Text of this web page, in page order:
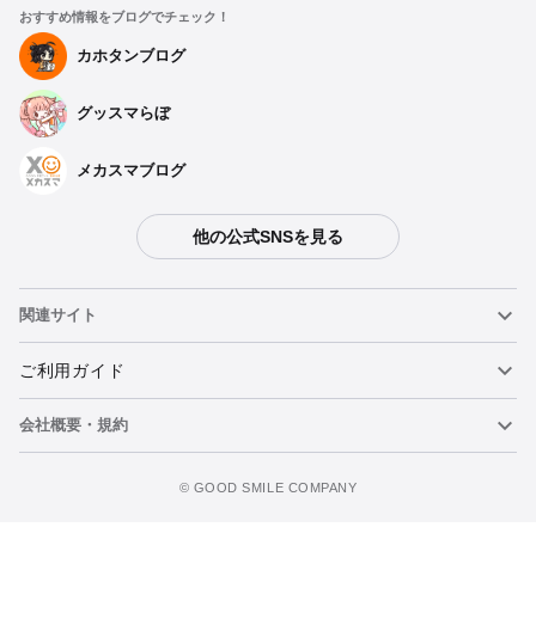
2025年08月発売・お1人様3点まで
ダンジョン飯 ハンドパペット マルシル
予約期間：2025年03月31日~2025年04月16日まで
予約期間：2025年03月31日~2025年04月16日まで
2025年08月発売・お1人様3点まで
2025年08月発売・お1人様3点まで
おすすめ情報をブログでチェック！
カホタンブログ
グッスマらぼ
メカスマブログ
他の公式SNSを見る
関連サイト
ねんどろいど
ねんどろいどフェイスメーカー
ご利用ガイド
重要なお知らせ
会社概要・規約
©️ GOOD SMILE COMPANY